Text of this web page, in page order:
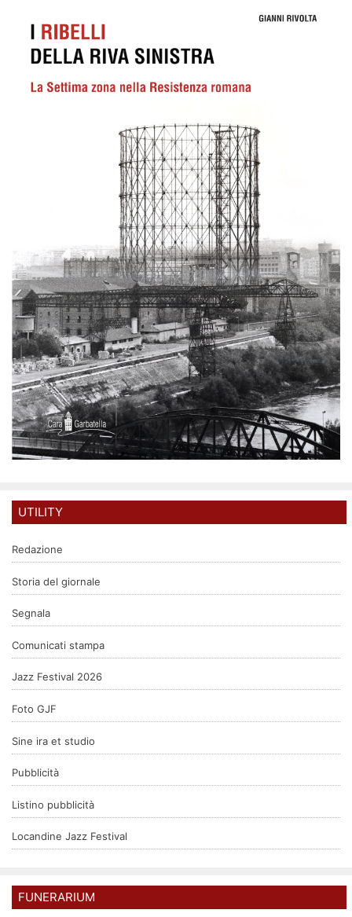
UTILITY
Redazione
Storia del giornale
Segnala
Comunicati stampa
Jazz Festival 2026
Foto GJF
Sine ira et studio
Pubblicità
Listino pubblicità
Locandine Jazz Festival
FUNERARIUM